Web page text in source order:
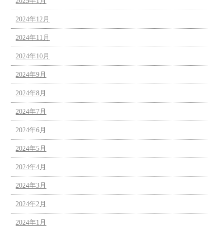
2024年12月
2024年11月
2024年10月
2024年9月
2024年8月
2024年7月
2024年6月
2024年5月
2024年4月
2024年3月
2024年2月
2024年1月